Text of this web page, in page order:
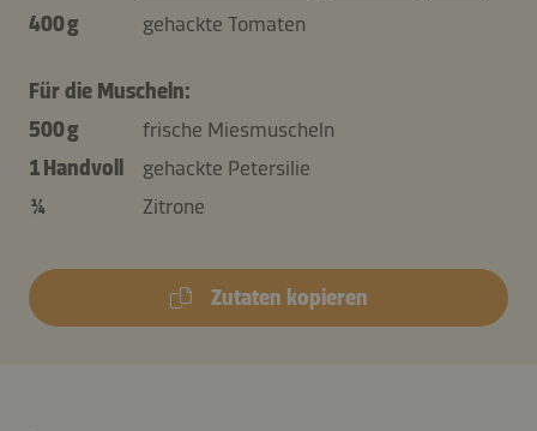
400 g
gehackte Tomaten
Für die Muscheln:
500 g
frische Miesmuscheln
1 Handvoll
gehackte Petersilie
¼
Zitrone
Zutaten kopieren